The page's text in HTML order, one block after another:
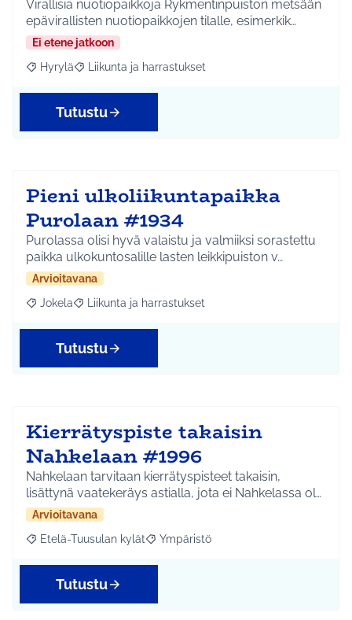
Virallisia nuotiopaikkoja Rykmentinpuiston metsään
epävirallisten nuotiopaikkojen tilalle, esimerkik…
Ei etene jatkoon
Rajaa tulokset aihepiirin mukaan: Hyrylä
Hyrylä Rajaa tulokset teeman mukaan: Liikunta ja
Liikunta ja harrastukset
Tutustu
Pieni ulkoliikuntapaikka
Purolaan #1934
Purolassa olisi hyvä valaistu ja valmiiksi sorastettu
paikka ulkokuntosalille lasten leikkipuiston v…
Arvioitavana
Rajaa tulokset aihepiirin mukaan: Jokela
Jokela Rajaa tulokset teeman mukaan: Liikunta ja
Liikunta ja harrastukset
Tutustu
Kierrätyspiste takaisin
Nahkelaan #1996
Nahkelaan tarvitaan kierrätyspisteet takaisin,
lisättynä vaatekeräys astialla, jota ei Nahkelassa ol…
Arvioitavana
Rajaa tulokset aihepiirin mukaan: Etelä-Tuusulan kylät
Etelä-Tuusulan kylät Rajaa tulokset teeman mukaan:
Ympäristö
Tutustu